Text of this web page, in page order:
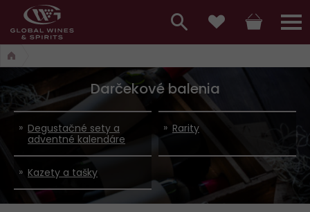
Hlavní
menu,
košík,
vyhledávání,
přihlášení
a
Darčekové balenia
Degustačné sety a
adventné kalendáre
Rarity
Kazety a tašky